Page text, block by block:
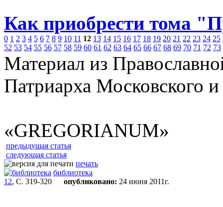
Как приобрести тома
0 1 2 3 4 5 6 7 8 9 10 11 12 13 14 15 16 17 18 19 20 21 22 23 24 25
52 53 54 55 56 57 58 59 60 61 62 63 64 65 66 67 68 69 70 71 72 73
Материал из
Патриарха Московского
«GREGORIANUM»
предыдущая статья
следующая статья
печать
библиотека
12, С. 319-320 опубликовано: 24 июня 2011г.